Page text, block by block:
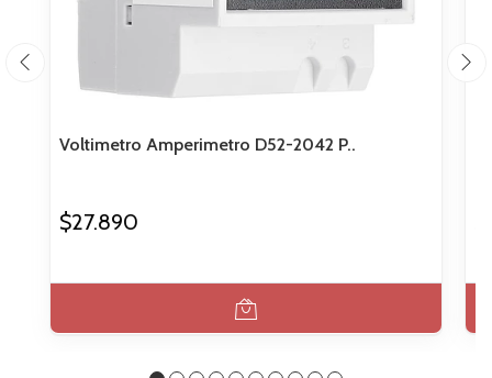
Voltimetro Amperimetro D52-2042 P..
$27.890